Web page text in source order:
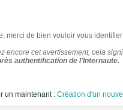
merci de bien vouloir vous
encore cet avertissement, cela
authentification de l'Internaute.
un maintenant : Création d'un